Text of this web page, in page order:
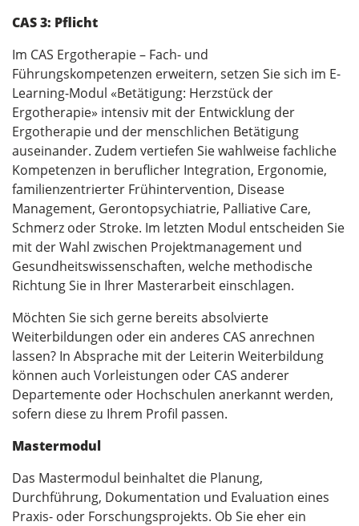
CAS 3: Pflicht
Im CAS Ergotherapie – Fach- und
Führungskompetenzen erweitern, setzen Sie sich im E-
Learning-Modul «Betätigung: Herzstück der
Ergotherapie» intensiv mit der Entwicklung der
Ergotherapie und der menschlichen Betätigung
auseinander. Zudem vertiefen Sie wahlweise fachliche
Kompetenzen in beruflicher Integration, Ergonomie,
familienzentrierter Frühintervention, Disease
Management, Gerontopsychiatrie, Palliative Care,
Schmerz oder Stroke. Im letzten Modul entscheiden Sie
mit der Wahl zwischen Projektmanagement und
Gesundheitswissenschaften, welche methodische
Richtung Sie in Ihrer Masterarbeit einschlagen.
Möchten Sie sich gerne bereits absolvierte
Weiterbildungen oder ein anderes CAS anrechnen
lassen? In Absprache mit der Leiterin Weiterbildung
können auch Vorleistungen oder CAS anderer
Departemente oder Hochschulen anerkannt werden,
sofern diese zu Ihrem Profil passen.
Mastermodul
Das Mastermodul beinhaltet die Planung,
Durchführung, Dokumentation und Evaluation eines
Praxis- oder Forschungsprojekts. Ob Sie eher ein